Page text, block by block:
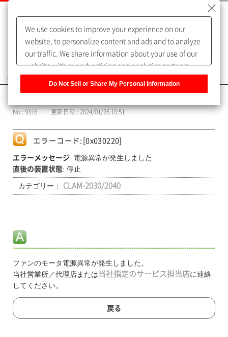
よくあるご質問（FAQ）
No : 9316 更新日時 : 2024/01/26 10:51
エラーコード:[0x030220]
エラーメッセージ: 電源異常が発生しました
直後の装置状態: 停止
カテゴリー： CLAM-2030/2040
ファンのモータ電源異常が発生しました。
当社営業所／代理店または 当社指定のサービス担当店に連絡
してください。
戻る
We use cookies to improve your experience on our
website, to personalize content and ads and to analyze
our traffic. We share information about your use of our
website with our advertising and analytics partners,
of our sharing information about you with our partners.
Information] to customize your cookie settings on our
Do Not Sell or Share My Personal Information